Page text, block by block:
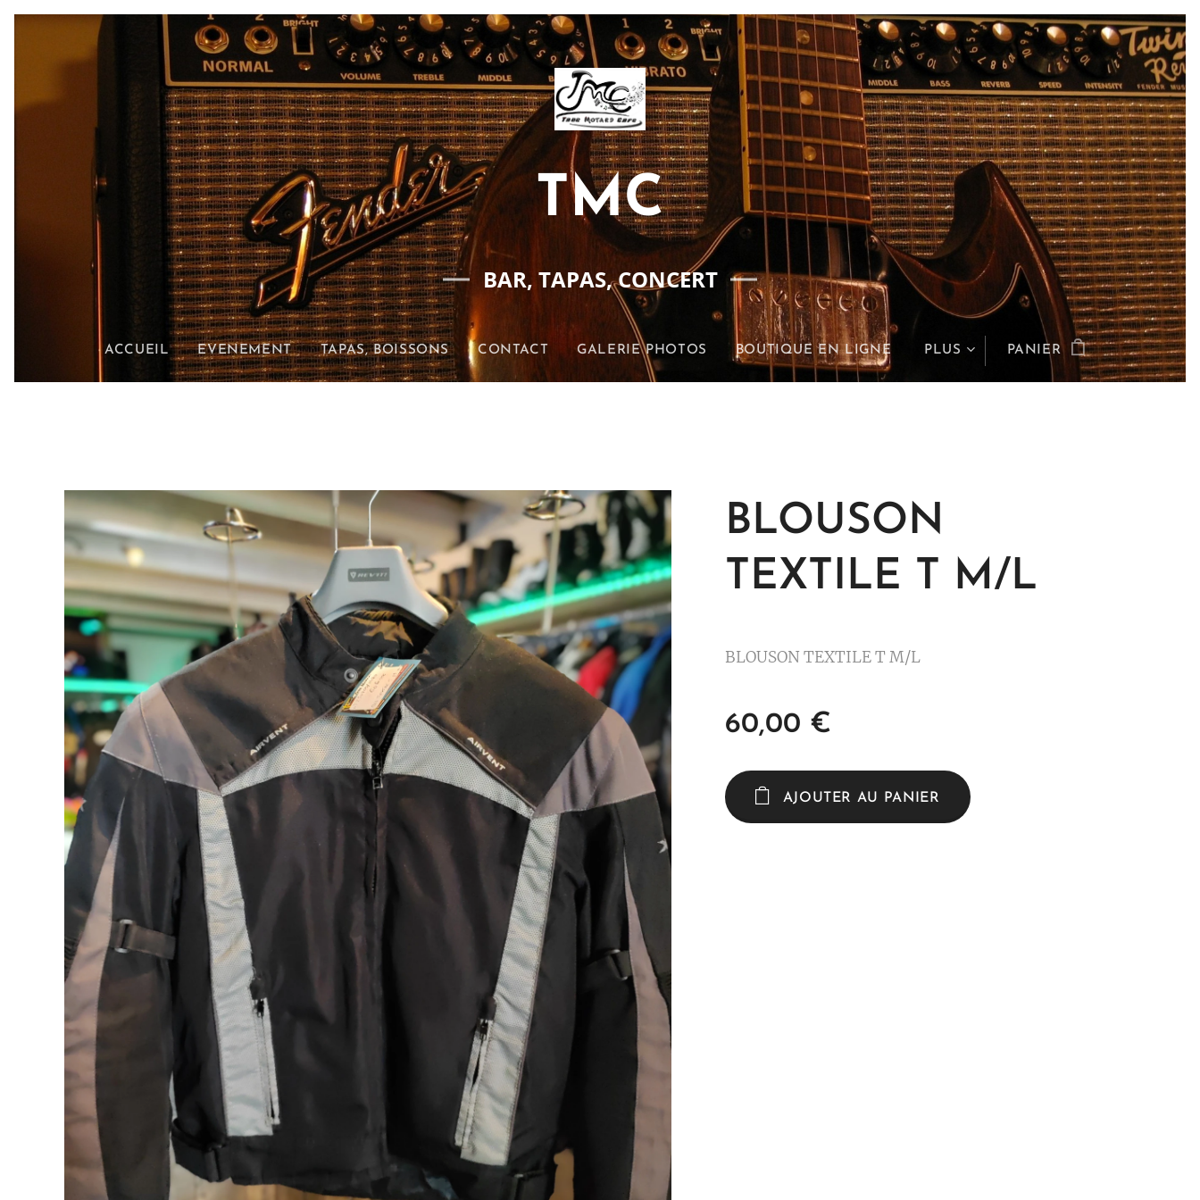
TMC
BAR, TAPAS, CONCERT
ACCUEIL EVENEMENT TAPAS, BOISSONS CONTACT GALERIE PHOTOS BOUTIQUE EN LIGNE PLUS PANIER
BLOUSON
TEXTILE T M/L
BLOUSON TEXTILE T M/L
60,00 €
AJOUTER AU PANIER